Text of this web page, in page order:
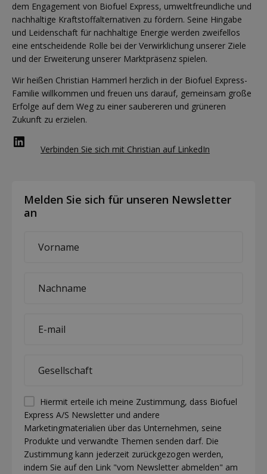
dem Engagement von Biofuel Express, umweltfreundliche und
nachhaltige Kraftstoffalternativen zu fördern. Seine Hingabe
und Leidenschaft für nachhaltige Energie werden zweifellos
eine entscheidende Rolle bei der Verwirklichung unserer Ziele
und der Erweiterung unserer Marktpräsenz spielen.
Wir heißen Christian Hammerl herzlich in der Biofuel Express-
Familie willkommen und freuen uns darauf, gemeinsam große
Erfolge auf dem Weg zu einer saubereren und grüneren
Zukunft zu erzielen.
LinkedIn Verbinden Sie sich mit Christian auf LinkedIn
Melden Sie sich für unseren Newsletter
an
name
name
mail
Permission
(visible)
*
Hiermit erteile ich meine Zustimmung, dass Biofuel
Express A/S Newsletter und andere
Marketingmaterialien über das Unternehmen, seine
Produkte und verwandte Themen senden darf. Die
Zustimmung kann jederzeit zurückgezogen werden,
indem Sie auf den Link "vom Newsletter abmelden" am